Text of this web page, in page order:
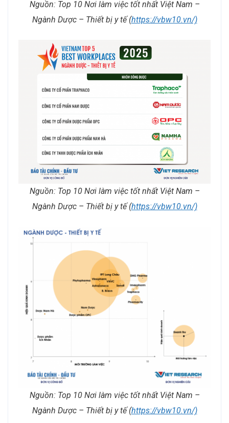
Nguồn: Top 10 Nơi làm việc tốt nhất Việt Nam –
Ngành Dược – Thiết bị y tế (https://vbw10.vn/)
Nguồn: Top 10 Nơi làm việc tốt nhất Việt Nam –
Ngành Dược – Thiết bị y tế (https://vbw10.vn/)
Nguồn: Top 10 Nơi làm việc tốt nhất Việt Nam –
Ngành Dược – Thiết bị y tế (https://vbw10.vn/)